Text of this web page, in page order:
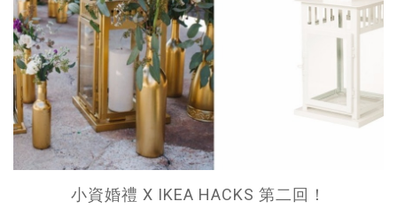
小資婚禮 X IKEA HACKS 第二回！